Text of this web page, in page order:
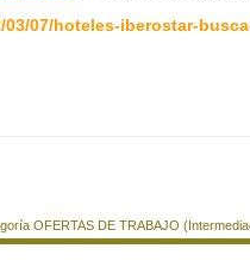
03/07/hoteles-iberostar-
OFERTAS DE TRABAJO